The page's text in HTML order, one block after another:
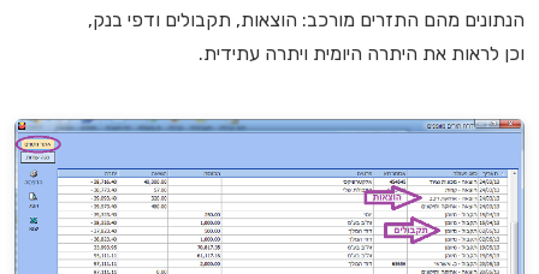
הנתונים מהם התזרים מורכב: הוצאות, תקבולים ודפי בנק,
וכן לראות את היתרה היומית ויתרה עתידית.